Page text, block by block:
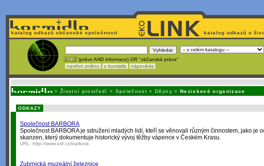
katalog odkazů občanské společnosti katalog odkazů o
! TIP : (právo AND informace) OR "občanská práva"
navrhni změnu
o kormidle nápověda
> Životní prostředí > Společnost >Dějiny >Neziskové organizace
ODKAZY
Společnost BARBORA
Společnost BARBORA je sdružení mladých lidí, kteří se věnovali různým činnostem, jako
skanzen, který dokumentuje historický vývoj těžby vápence v Českém Krasu.
URL: http://www.osf.cz/barbora
Zubrnická muzeální železnice